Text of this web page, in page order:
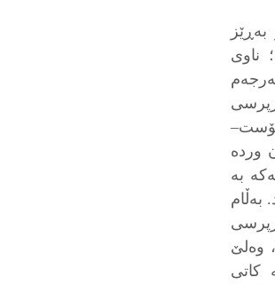
ناوی
پۆست–
وردە
بە
بەڵام
وەلێ
کاتی